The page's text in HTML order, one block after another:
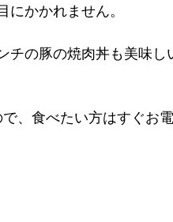
かかれません。
チの豚の焼肉丼も美味
、食べたい方はすぐお電